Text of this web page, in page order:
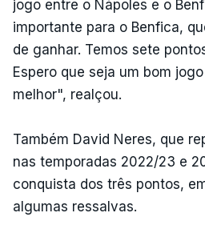
jogo entre o Nápoles e o
importante para o Benfica,
de ganhar. Temos sete
Espero que seja um bom
melhor", realçou.
Também David Neres, que
nas temporadas 2022/23 e
conquista dos três pontos,
algumas ressalvas.